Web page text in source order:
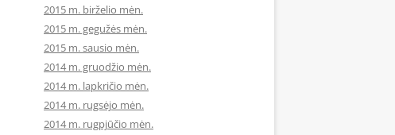
2015 m. birželio mėn.
2015 m. gegužės mėn.
2015 m. sausio mėn.
2014 m. gruodžio mėn.
2014 m. lapkričio mėn.
2014 m. rugsėjo mėn.
2014 m. rugpjūčio mėn.